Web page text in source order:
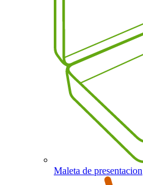
Maleta de presentacion